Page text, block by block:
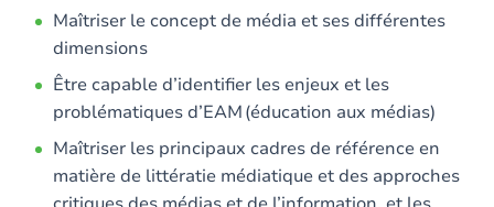
Maîtriser le concept de média et ses différentes
dimensions
Être capable d’identifier les enjeux et les
problématiques d’EAM (éducation aux médias)
Maîtriser les principaux cadres de référence en
matière de littératie médiatique et des approches